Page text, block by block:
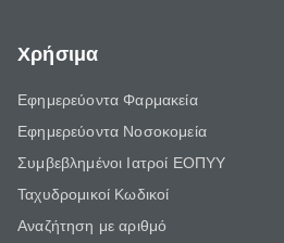
Χρήσιμα
Εφημερεύοντα Φαρμακεία
Εφημερεύοντα Νοσοκομεία
Συμβεβλημένοι Ιατροί ΕΟΠΥΥ
Ταχυδρομικοί Κωδικοί
Αναζήτηση με αριθμό